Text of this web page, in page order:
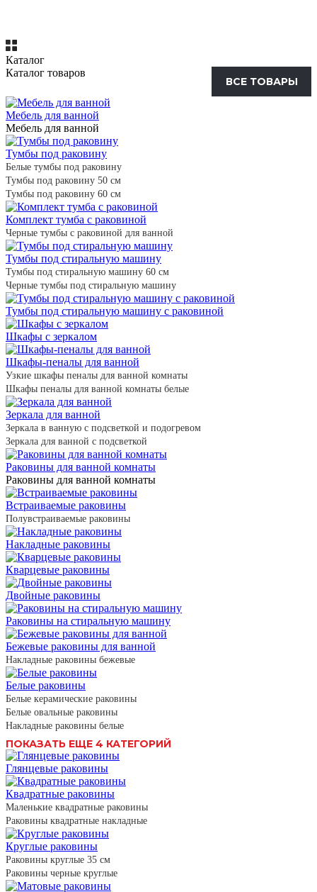
Каталог
Каталог товаров
ВСЕ ТОВАРЫ
Мебель для ванной
Мебель для ванной
Тумбы под раковину
Белые тумбы под раковину
Тумбы под раковину 50 см
Тумбы под раковину 60 см
Комплект тумба с раковиной
Черные тумбы с раковиной для ванной
Тумбы под стиральную машину
Тумбы под стиральную машину 60 см
Черные тумбы под стиральную машину
Тумбы под стиральную машину с раковиной
Шкафы с зеркалом
Шкафы-пеналы для ванной
Узкие шкафы пеналы для ванной комнаты
Шкафы пеналы для ванной комнаты белые
Зеркала для ванной
Зеркала в ванную с подсветкой и подогревом
Зеркала для ванной с подсветкой
Раковины для ванной комнаты
Раковины для ванной комнаты
Встраиваемые раковины
Полувстраиваемые раковины
Накладные раковины
Кварцевые раковины
Двойные раковины
Раковины на стиральную машину
Бежевые раковины для ванной
Накладные раковины бежевые
Белые раковины
Белые керамические раковины
Белые овальные раковины
Накладные раковины белые
ПОКАЗАТЬ ЕЩЕ 4 КАТЕГОРИЙ
Глянцевые раковины
Квадратные раковины
Маленькие квадратные раковины
Раковины квадратные накладные
Круглые раковины
Раковины круглые 35 см
Раковины черные круглые